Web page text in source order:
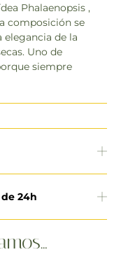
Phalaenopsis ,
composición se
elegancia de la
Uno de
siempre
24h